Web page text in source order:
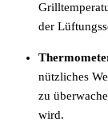
der
nützliches
zu
wird.